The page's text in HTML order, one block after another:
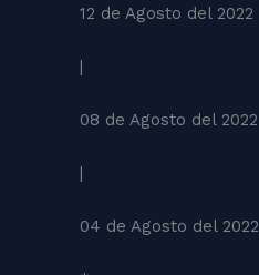
12 de Agosto del 2022
|
08 de Agosto del 2022
|
04 de Agosto del 2022